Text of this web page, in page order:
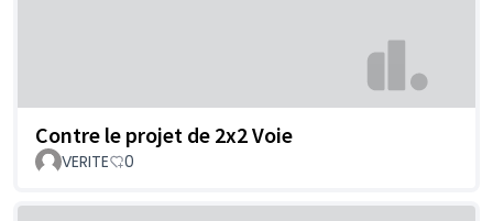
Contre le projet de 2x2 Voie
VERITE 0